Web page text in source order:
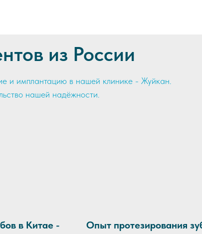
из России
и имплантацию в нашей клинике - Жуйкан.
нашей надёжности.
в Китае -
Опыт протезирования